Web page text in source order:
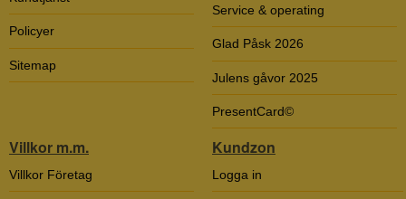
Policyer
Sitemap
Service & operating
Glad Påsk 2026
Julens gåvor 2025
PresentCard©
Villkor m.m.
Villkor Företag
Kundzon
Logga in